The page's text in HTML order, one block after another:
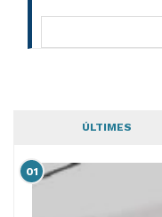
ÚLTIMES
01